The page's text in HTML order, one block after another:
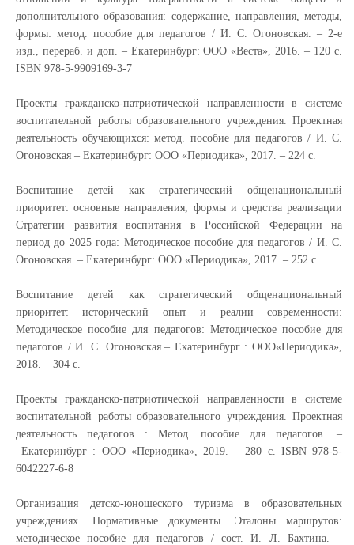
дополнительного образования: содержание, направления, методы,
формы: метод. пособие для педагогов / И. С. Огоновская. – 2-е
изд., перераб. и доп. – Екатеринбург: ООО «Веста», 2016. – 120 с.
ISBN 978-5-9909169-3-7
Проекты гражданско-патриотической направленности в системе
воспитательной работы образовательного учреждения. Проектная
деятельность обучающихся: метод. пособие для педагогов / И. С.
Огоновская – Екатеринбург: ООО «Периодика», 2017. – 224 с.
Воспитание детей как стратегический общенациональный
приоритет: основные направления, формы и средства реализации
Стратегии развития воспитания в Российской Федерации на
период до 2025 года: Методическое пособие для педагогов / И. С.
Огоновская. – Екатеринбург: ООО «Периодика», 2017. – 252 с.
Воспитание детей как стратегический общенациональный
приоритет:
исторический опыт и реалии современности:
Методическое пособие для педагогов: Методическое пособие для
педагогов / И. С. Огоновская.– Екатеринбург : ООО«Периодика»,
2018. – 304 с.
Проекты гражданско-патриотической направленности в системе
воспитательной работы образовательного учреждения. Проектная
деятельность педагогов : Метод. пособие для педагогов. –
Екатеринбург : ООО «Периодика», 2019. – 280 с. ISBN 978-5-
6042227-6-8
Организация детско-юношеского туризма в образовательных
учреждениях. Нормативные документы. Эталоны маршрутов:
методическое пособие для педагогов / сост. И. Л. Бахтина. –